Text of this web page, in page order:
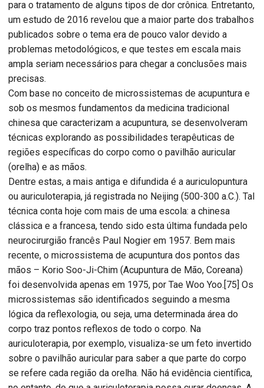
para o tratamento de alguns tipos de dor crônica. Entretanto,
um estudo de 2016 revelou que a maior parte dos trabalhos
publicados sobre o tema era de pouco valor devido a
problemas metodológicos, e que testes em escala mais
ampla seriam necessários para chegar a conclusões mais
precisas.
Com base no conceito de microssistemas de acupuntura e
sob os mesmos fundamentos da medicina tradicional
chinesa que caracterizam a acupuntura, se desenvolveram
técnicas explorando as possibilidades terapêuticas de
regiões específicas do corpo como o pavilhão auricular
(orelha) e as mãos.
Dentre estas, a mais antiga e difundida é a auriculopuntura
ou auriculoterapia, já registrada no Neijing (500-300 a.C.). Tal
técnica conta hoje com mais de uma escola: a chinesa
clássica e a francesa, tendo sido esta última fundada pelo
neurocirurgião francês Paul Nogier em 1957. Bem mais
recente, o microssistema de acupuntura dos pontos das
mãos – Korio Soo-Ji-Chim (Acupuntura de Mão, Coreana)
foi desenvolvida apenas em 1975, por Tae Woo Yoo.[75] Os
microssistemas são identificados seguindo a mesma
lógica da reflexologia, ou seja, uma determinada área do
corpo traz pontos reflexos de todo o corpo. Na
auriculoterapia, por exemplo, visualiza-se um feto invertido
sobre o pavilhão auricular para saber a que parte do corpo
se refere cada região da orelha. Não há evidência científica,